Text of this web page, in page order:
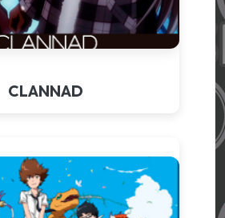
CLANNAD